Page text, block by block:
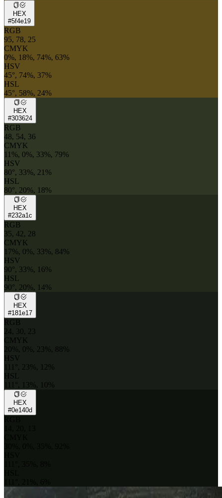
HEX
#5f4e19
RGB
95, 78, 25
CMYK
0%, 18%, 74%, 63%
HSV
45°, 74%, 37%
HSL
45°, 58%, 24%
HEX
#303624
RGB
48, 54, 36
CMYK
11%, 0%, 33%, 79%
HSV
80°, 33%, 21%
HSL
80°, 20%, 18%
HEX
#232a1c
RGB
35, 42, 28
CMYK
17%, 0%, 33%, 84%
HSV
90°, 33%, 16%
HSL
90°, 20%, 14%
HEX
#181e17
RGB
24, 30, 23
CMYK
20%, 0%, 23%, 88%
HSV
111°, 23%, 12%
HSL
111°, 13%, 10%
HEX
#0e140d